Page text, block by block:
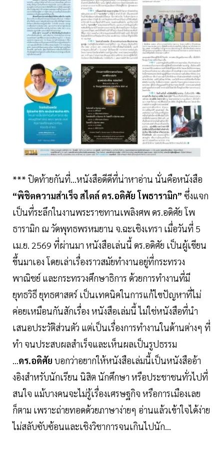
*** ปิดท้ายกันที่...หนังสือดีดีที่น่าหาอ่าน นั่นคือหนังสือ
“พิชิตความสำเร็จ สไตล์ ดร.อดิศัย โพธารามิก” ซึ่งแจก
เป็นที่ระลึกในงานพระราชทานเพลิงศพ ดร.อดิศัย โพ
ธารามิก ณ วัดพุทธพรหมยาน จ.ฉะเชิงเทรา เมื่อวันที่ 5
เม.ย. 2569 ที่ผ่านมา หนังสือเล่นนี้ ดร.อดิศัย เป็นผู้เขียน
ขึ้นมาเอง โดยเล่าเรื่องราวสมัยทำงานอยู่ที่กระทรวง
พาณิชย์ และกระทรวงศึกษาธิการ ด้วยการทำงานที่มี
ยุทธวิธี ยุทธศาสตร์ เป็นเทคนิคในการแก้ไขปัญหาที่ไม่
ค่อยเหมือนกันสักเรื่อง หนังสือเล่มนี้ ไม่ใช่หนังสือที่นํา
เสนอประวัติส่วนตัว แต่เป็นเรื่องการทํางานในด้านต่างๆ ที่
ทํา จนประสบผลสําเร็จและเห็นผลเป็นรูปธรรม
...ดร.อดิศัย บอกว่าอยากให้หนังสือเล่มนี้เป็นหนังสืออ้า
งอิงสําหรับนักเรียน นิสิต นักศึกษา หรือประชาชนทั่วไปที่
สนใจ แม้บางคนจะไม่รู้เรื่องเศรษฐกิจ หรือการเมืองเลย
ก็ตาม เพราะถ่ายทอดด้วยภาษาง่ายๆ อ่านแล้วเข้าใจได้ง่าย
ไม่สลับซับซ้อนและเชิงวิชาการจนเกินไปนัก...